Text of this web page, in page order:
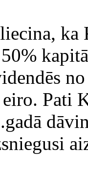
ka
eiro. Pati